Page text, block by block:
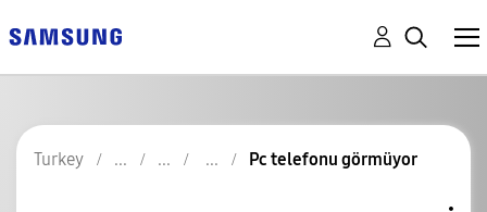
Turkey Pc telefonu görmüyor